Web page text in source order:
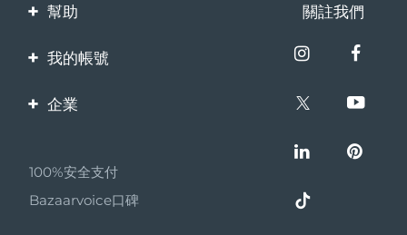
幫助
聯繫我們
保修與退換貨
關註我們
我的帳號
產品註冊
企業
夥伴計畫
聯盟新聞
100%安全支付
Bazaarvoice口碑